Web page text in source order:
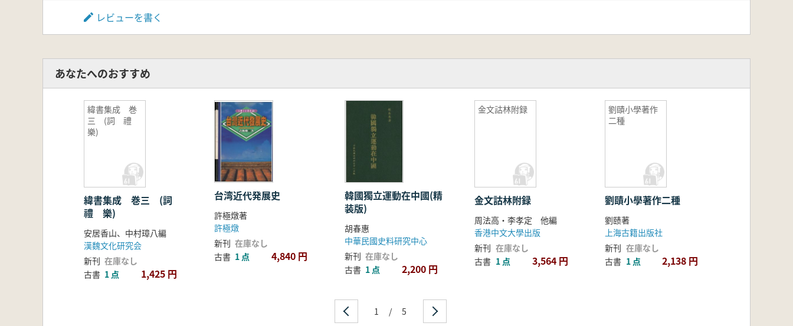
レビューを書く
あなたへのおすすめ
緯書集成 巻
三 (詞 禮
樂)
緯書集成 巻三 (詞
禮 樂)
安居香山、中村璋八編
漢魏文化研究会
新刊 在庫なし
古書 1 点 1,425 円
台湾近代発展史
許極燉著
許極燉
新刊 在庫なし
古書 1 点 4,840 円
韓國獨立運動在中國(精
装版)
胡春惠
中華民國史料研究中心
新刊 在庫なし
古書 1 点 2,200 円
金文詁林附録
金文詁林附録
周法高・李孝定 他編
香港中文大學出版
新刊 在庫なし
古書 1 点 3,564 円
劉賾小學著作
二種
劉賾小學著作二種
劉赜著
上海古籍出版社
新刊 在庫なし
古書 1 点 2,138 円
1 / 5